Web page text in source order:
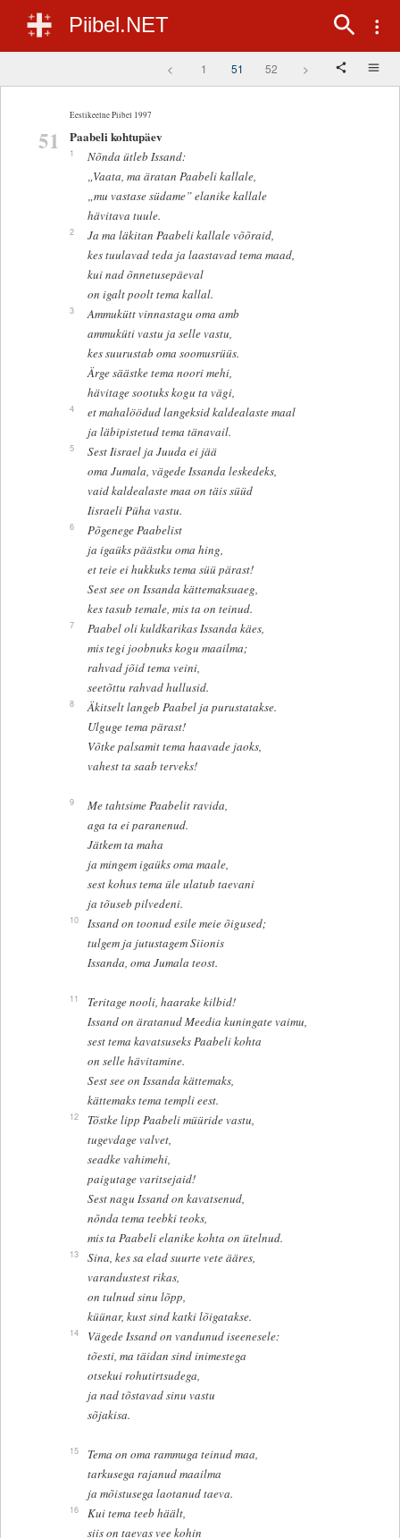
Piibel.NET
< 1 51 52 >
Eestikeelne Piibel 1997
51 Paabeli kohtupäev
1
Nõnda ütleb Issand:
„Vaata, ma äratan Paabeli kallale,
„mu vastase südame” elanike kallale
hävitava tuule.
2
Ja ma läkitan Paabeli kallale võõraid,
kes tuulavad teda ja laastavad tema maad,
kui nad õnnetusepäeval
on igalt poolt tema kallal.
3
Ammukütt vinnastagu oma amb
ammuküti vastu ja selle vastu,
kes suurustab oma soomusrüüs.
Ärge säästke tema noori mehi,
hävitage sootuks kogu ta vägi,
4
et mahalöödud langeksid kaldealaste maal
ja läbipistetud tema tänavail.
5
Sest Iisrael ja Juuda ei jää
oma Jumala, vägede Issanda leskedeks,
vaid kaldealaste maa on täis süüd
Iisraeli Püha vastu.
6
Põgenege Paabelist
ja igaüks päästku oma hing,
et teie ei hukkuks tema süü pärast!
Sest see on Issanda kättemaksuaeg,
kes tasub temale, mis ta on teinud.
7
Paabel oli kuldkarikas Issanda käes,
mis tegi joobnuks kogu maailma;
rahvad jõid tema veini,
seetõttu rahvad hullusid.
8
Äkitselt langeb Paabel ja purustatakse.
Ulguge tema pärast!
Võtke palsamit tema haavade jaoks,
vahest ta saab terveks!
9
Me tahtsime Paabelit ravida,
aga ta ei paranenud.
Jätkem ta maha
ja mingem igaüks oma maale,
sest kohus tema üle ulatub taevani
ja tõuseb pilvedeni.
10
Issand on toonud esile meie õigused;
tulgem ja jutustagem Siionis
Issanda, oma Jumala teost.
11
Teritage nooli, haarake kilbid!
Issand on äratanud Meedia kuningate vaimu,
sest tema kavatsuseks Paabeli kohta
on selle hävitamine.
Sest see on Issanda kättemaks,
kättemaks tema templi eest.
12
Tõstke lipp Paabeli müüride vastu,
tugevdage valvet,
seadke vahimehi,
paigutage varitsejaid!
Sest nagu Issand on kavatsenud,
nõnda tema teebki teoks,
mis ta Paabeli elanike kohta on ütelnud.
13
Sina, kes sa elad suurte vete ääres,
varandustest rikas,
on tulnud sinu lõpp,
küünar, kust sind katki lõigatakse.
14
Vägede Issand on vandunud iseenesele:
tõesti, ma täidan sind inimestega
otsekui rohutirtsudega,
ja nad tõstavad sinu vastu
sõjakisa.
15
Tema on oma rammuga teinud maa,
tarkusega rajanud maailma
ja mõistusega laotanud taeva.
16
Kui tema teeb häält,
siis on taevas vee kohin